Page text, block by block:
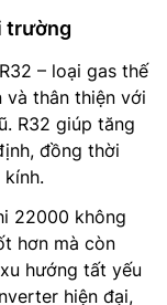
trường
– loại gas thế
và thân thiện với
R32 giúp tăng
đồng thời
22000 không
hơn mà còn
hướng tất yếu
hiện đại,